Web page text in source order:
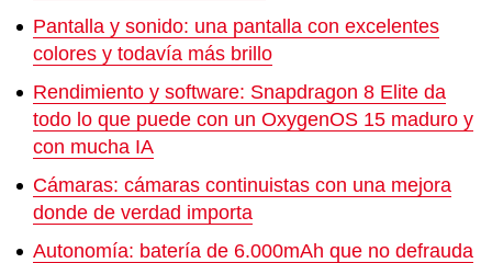
Pantalla y sonido: una pantalla con excelentes
colores y todavía más brillo
Rendimiento y software: Snapdragon 8 Elite da
todo lo que puede con un OxygenOS 15 maduro y
con mucha IA
Cámaras: cámaras continuistas con una mejora
donde de verdad importa
Autonomía: batería de 6.000mAh que no defrauda